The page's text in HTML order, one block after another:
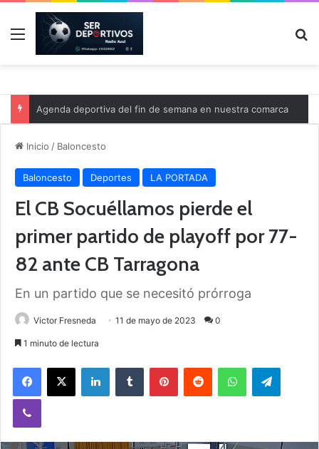
Menú
Agenda deportiva del fin de semana en nuestra comarca
Inicio / Baloncesto
Baloncesto Deportes LA PORTADA
El CB Socuéllamos pierde el
primer partido de playoff por 77-
82 ante CB Tarragona
En un partido que se necesitó prórroga
Victor Fresneda 11 de mayo de 2023 0
1 minuto de lectura